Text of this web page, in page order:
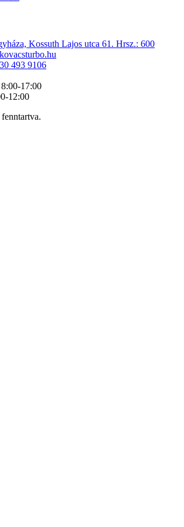
Kossuth Lajos utca 61. Hrsz.: 600
493 9106
17:00
12:00